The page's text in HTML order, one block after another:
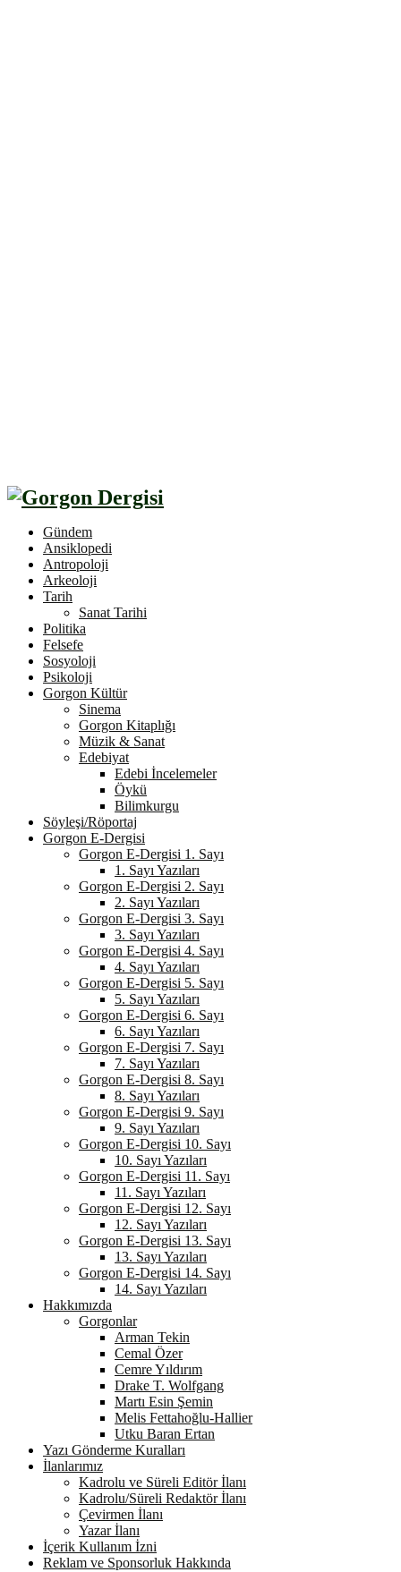
Gündem
Ansiklopedi
Antropoloji
Arkeoloji
Tarih
Sanat Tarihi
Politika
Felsefe
Sosyoloji
Psikoloji
Gorgon Kültür
Sinema
Gorgon Kitaplığı
Müzik & Sanat
Edebiyat
Edebi İncelemeler
Öykü
Bilimkurgu
Söyleşi/Röportaj
Gorgon E-Dergisi
Gorgon E-Dergisi 1. Sayı
1. Sayı Yazıları
Gorgon E-Dergisi 2. Sayı
2. Sayı Yazıları
Gorgon E-Dergisi 3. Sayı
3. Sayı Yazıları
Gorgon E-Dergisi 4. Sayı
4. Sayı Yazıları
Gorgon E-Dergisi 5. Sayı
5. Sayı Yazıları
Gorgon E-Dergisi 6. Sayı
6. Sayı Yazıları
Gorgon E-Dergisi 7. Sayı
7. Sayı Yazıları
Gorgon E-Dergisi 8. Sayı
8. Sayı Yazıları
Gorgon E-Dergisi 9. Sayı
9. Sayı Yazıları
Gorgon E-Dergisi 10. Sayı
10. Sayı Yazıları
Gorgon E-Dergisi 11. Sayı
11. Sayı Yazıları
Gorgon E-Dergisi 12. Sayı
12. Sayı Yazıları
Gorgon E-Dergisi 13. Sayı
13. Sayı Yazıları
Gorgon E-Dergisi 14. Sayı
14. Sayı Yazıları
Hakkımızda
Gorgonlar
Arman Tekin
Cemal Özer
Cemre Yıldırım
Drake T. Wolfgang
Martı Esin Şemin
Melis Fettahoğlu-Hallier
Utku Baran Ertan
Yazı Gönderme Kuralları
İlanlarımız
Kadrolu ve Süreli Editör İlanı
Kadrolu/Süreli Redaktör İlanı
Çevirmen İlanı
Yazar İlanı
İçerik Kullanım İzni
Reklam ve Sponsorluk Hakkında